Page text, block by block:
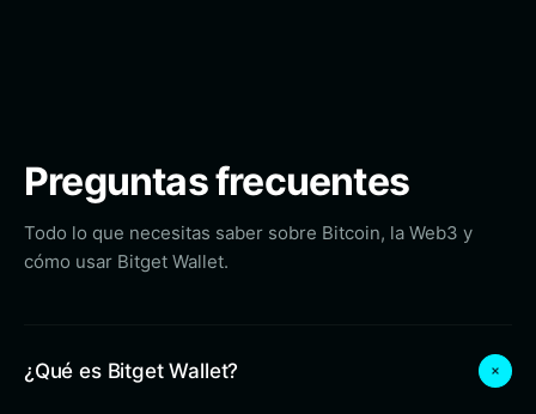
Preguntas frecuentes
Todo lo que necesitas saber sobre Bitcoin, la Web3 y
cómo usar Bitget Wallet.
¿Qué es Bitget Wallet?